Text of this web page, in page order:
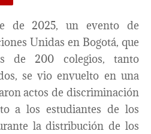
de 2025, un evento de
Unidas en Bogotá, que
de 200 colegios, tanto
se vio envuelto en una
actos de discriminación
a los estudiantes de los
la distribución de los